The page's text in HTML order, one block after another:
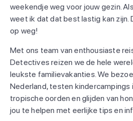
weekendje weg voor jouw gezin.
weet ik dat dat best lastig kan zijn.
op weg!
Met ons team van enthousiaste
Detectives reizen we de hele
leukste familievakanties. We
Nederland, testen kindercampings
tropische oorden en glijden van
jou te helpen met eerlijke tips en